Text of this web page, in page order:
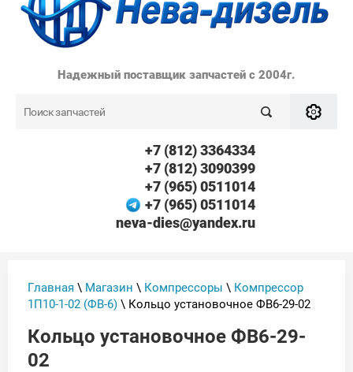
Надежный поставщик запчастей с 2004г.
+7 (812) 3364334
+7 (812) 3090399
+7 (965) 0511014
+7 (965) 0511014
neva-dies@yandex.ru
Главная \ Магазин \ Компрессоры \ Компрессор
1П10-1-02 (ФВ-6) \ Кольцо установочное ФВ6-29-02
Кольцо установочное ФВ6-29-
02